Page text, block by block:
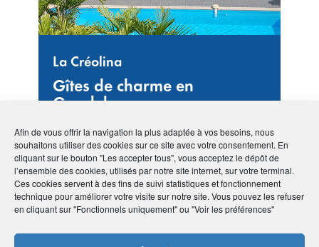
Afin de vous offrir la navigation la plus adaptée à vos besoins, nous
souhaitons utiliser des cookies sur ce site avec votre consentement. En
cliquant sur le bouton "Les accepter tous", vous acceptez le dépôt de
l’ensemble des cookies, utilisés par notre site internet, sur votre terminal.
Ces cookies servent à des fins de suivi statistiques et fonctionnement
technique pour améliorer votre visite sur notre site. Vous pouvez les refuser
en cliquant sur "Fonctionnels uniquement" ou "Voir les préférences"
La Créolina
Gîtes de charme en
Guadeloupe
#971 Guadeloupe #972 Martinique #Marketing,